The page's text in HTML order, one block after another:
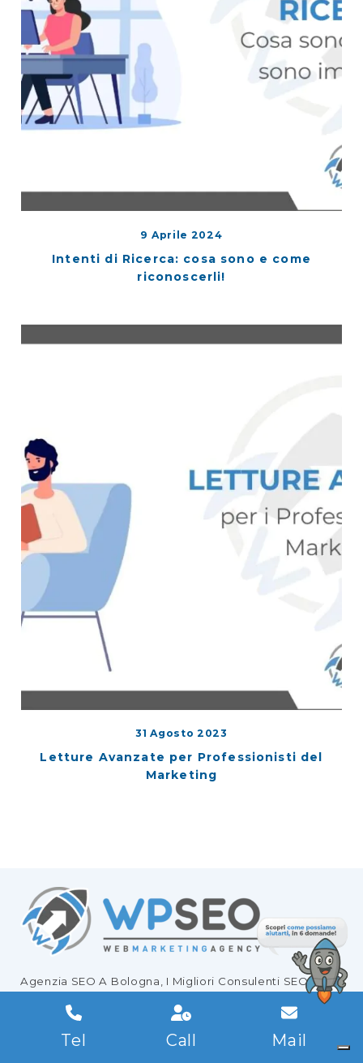
9 Aprile 2024
Intenti di Ricerca: cosa sono e come
riconoscerli!
31 Agosto 2023
Letture Avanzate per Professionisti del
Marketing
Tel Call Mail
Agenzia SEO A Bologna, I Migliori Consulenti SEOPer
Migliorare Il
Posizionamento SEO Del Tuo Sito!